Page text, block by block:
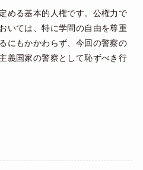
める基本的人権です。公権力で
いては、特に学問の自由を尊重
にもかかわらず、今回の警察の
義国家の警察として恥ずべき行